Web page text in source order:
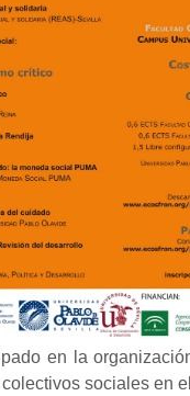
en la
sociales en